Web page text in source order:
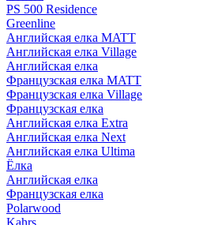
PS 500 Residence
Greenline
Английская елка MATT
Английская елка Village
Английская елка
Французская елка MATT
Французская елка Village
Французская елка
Английская елка Extra
Английская елка Next
Английская елка Ultima
Ёлка
Английская елка
Французская елка
Polarwood
Kahrs